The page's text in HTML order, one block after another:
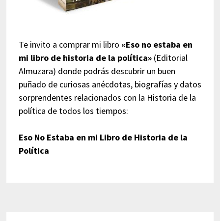
Te invito a comprar mi libro «Eso no estaba en
mi libro de historia de la política»(Editorial
Almuzara) donde podrás descubrir un buen
puñado de curiosas anécdotas, biografías y datos
sorprendentes relacionados con la Historia de la
política de todos los tiempos:
Eso No Estaba en mi Libro de Historia de la
Política